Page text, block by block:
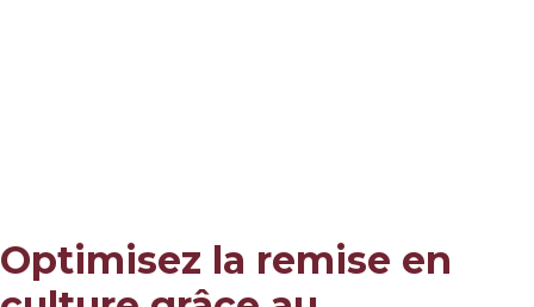
Optimisez la remise en